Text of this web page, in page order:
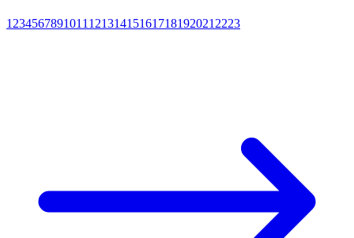
1 234567891011 12131415161718192021 2223